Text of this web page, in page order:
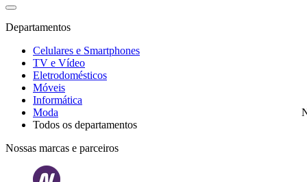
Departamentos
Celulares e Smartphones
TV e Vídeo
Eletrodomésticos
Móveis
Informática
Moda
Todos os departamentos
Nossas marcas e parceiros